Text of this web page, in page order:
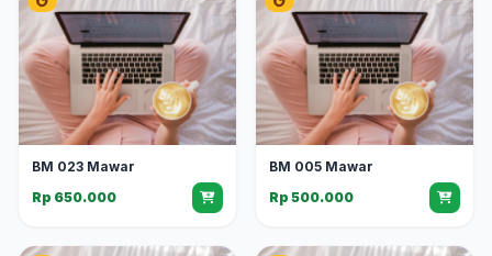
BM 023 Mawar
Rp 650.000
BM 005 Mawar
Rp 500.000